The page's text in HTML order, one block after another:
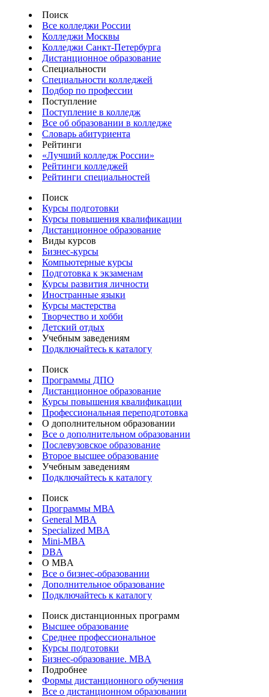
Поиск
Все колледжи России
Колледжи Москвы
Колледжи Санкт-Петербурга
Дистанционное образование
Специальности
Специальности колледжей
Подбор по профессии
Поступление
Поступление в колледж
Все об образовании в колледже
Словарь абитуриента
Рейтинги
«Лучший колледж России»
Рейтинги колледжей
Рейтинги специальностей
Поиск
Курсы подготовки
Курсы повышения квалификации
Дистанционное образование
Виды курсов
Бизнес-курсы
Компьютерные курсы
Подготовка к экзаменам
Курсы развития личности
Иностранные языки
Курсы мастерства
Творчество и хобби
Детский отдых
Учебным заведениям
Подключайтесь к каталогу
Поиск
Программы ДПО
Дистанционное образование
Курсы повышения квалификации
Профессиональная переподготовка
О дополнительном образовании
Все о дополнительном образовании
Послевузовское образование
Второе высшее образование
Учебным заведениям
Подключайтесь к каталогу
Поиск
Программы МВА
General MBA
Specialized MBA
Mini-MBA
DBA
О MBA
Все о бизнес-образовании
Дополнительное образование
Подключайтесь к каталогу
Поиск дистанционных программ
Высшее образование
Среднее профессиональное
Курсы подготовки
Бизнес-образование. MBA
Подробнее
Формы дистанционного обучения
Все о дистанционном образовании